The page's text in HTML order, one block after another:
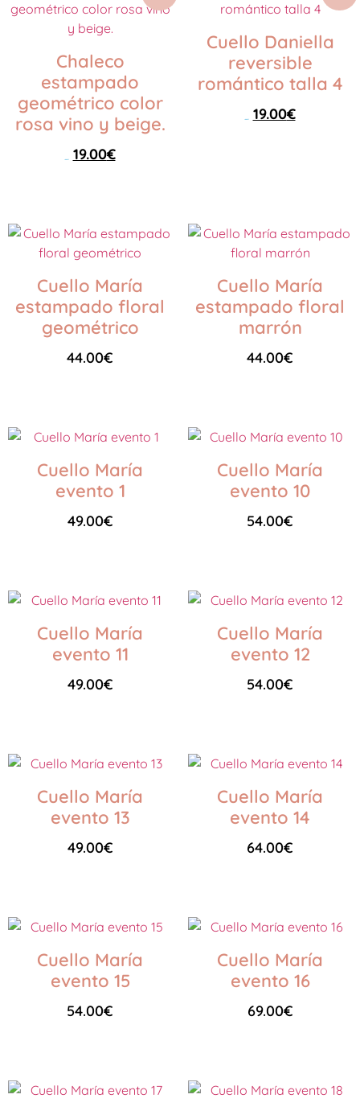
Chaleco
estampado
geométrico color
rosa vino y beige.
19.00€
Cuello Daniella
reversible
romántico talla 4
19.00€
Cuello María
estampado floral
geométrico
44.00€
Cuello María
estampado floral
marrón
44.00€
Cuello María
evento 1
49.00€
Cuello María
evento 10
54.00€
Cuello María
evento 11
49.00€
Cuello María
evento 12
54.00€
Cuello María
evento 13
49.00€
Cuello María
evento 14
64.00€
Cuello María
evento 15
54.00€
Cuello María
evento 16
69.00€